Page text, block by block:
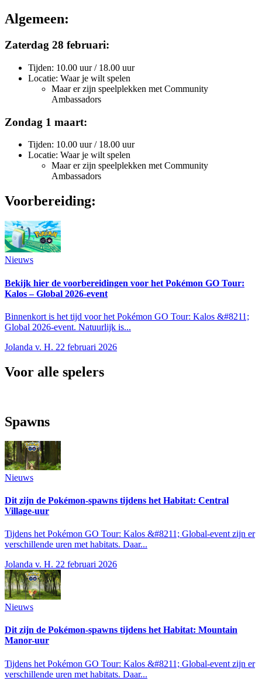
Algemeen:
Zaterdag 28 februari:
Tijden: 10.00 uur / 18.00 uur
Locatie: Waar je wilt spelen
Maar er zijn speelplekken met Community
Ambassadors
Zondag 1 maart:
Tijden: 10.00 uur / 18.00 uur
Locatie: Waar je wilt spelen
Maar er zijn speelplekken met Community
Ambassadors
Voorbereiding:
Nieuws
Bekijk hier de voorbereidingen voor het Pokémon GO Tour:
Kalos – Global 2026-event
Binnenkort is het tijd voor het Pokémon GO Tour: Kalos &#8211;
Global 2026-event. Natuurlijk is...
Jolanda v. H. 22 februari 2026
Voor alle spelers
Spawns
Nieuws
Dit zijn de Pokémon-spawns tijdens het Habitat: Central
Village-uur
Tijdens het Pokémon GO Tour: Kalos &#8211; Global-event zijn er
verschillende uren met habitats. Daar...
Jolanda v. H. 22 februari 2026
Nieuws
Dit zijn de Pokémon-spawns tijdens het Habitat: Mountain
Manor-uur
Tijdens het Pokémon GO Tour: Kalos &#8211; Global-event zijn er
verschillende uren met habitats. Daar...